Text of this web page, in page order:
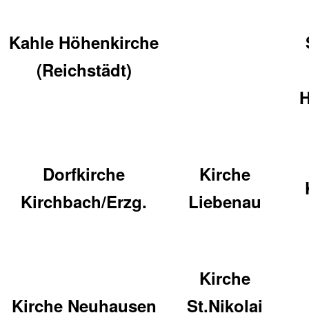
Kahle Höhenkirche
(Reichstädt)
Dorfkirche
Kirchbach/Erzg.
Kirche
Liebenau
Kirche Neuhausen
Kirche
St.Nikolai